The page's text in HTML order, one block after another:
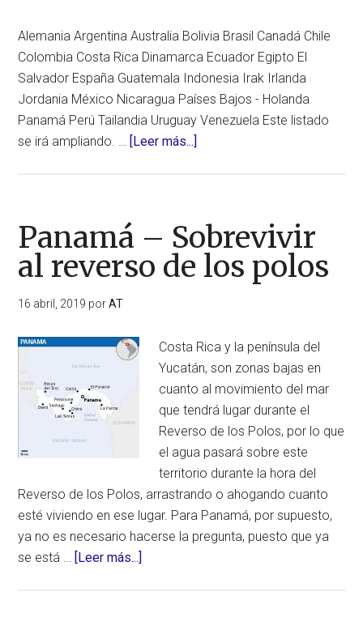
Alemania Argentina Australia Bolivia Brasil Canadá Chile
Colombia Costa Rica Dinamarca Ecuador Egipto El
Salvador España Guatemala Indonesia Irak Irlanda
Jordania México Nicaragua Países Bajos - Holanda
Panamá Perú Tailandia Uruguay Venezuela Este listado
se irá ampliando. … [Leer más...]
Panamá – Sobrevivir
al reverso de los polos
16 abril, 2019 porAT
Costa Rica y la península del
Yucatán, son zonas bajas en
cuanto al movimiento del mar
que tendrá lugar durante el
Reverso de los Polos, por lo que
el agua pasará sobre este
territorio durante la hora del
Reverso de los Polos, arrastrando o ahogando cuanto
esté viviendo en ese lugar. Para Panamá, por supuesto,
ya no es necesario hacerse la pregunta, puesto que ya
se está … [Leer más...]